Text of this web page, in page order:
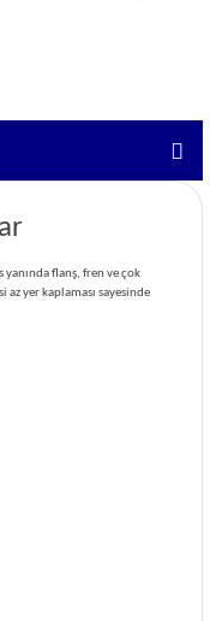
flanş, fren ve çok
yer kaplaması sayesinde